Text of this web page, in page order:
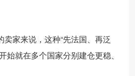
家来说，这种“先法国、再泛
始就在多个国家分别建仓更稳、